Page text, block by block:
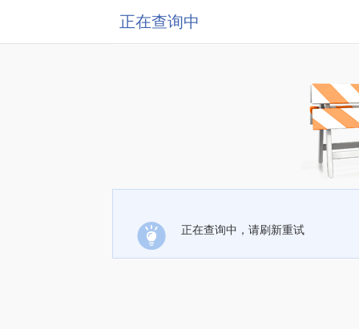
正在查询中
正在查询中，请刷新重试